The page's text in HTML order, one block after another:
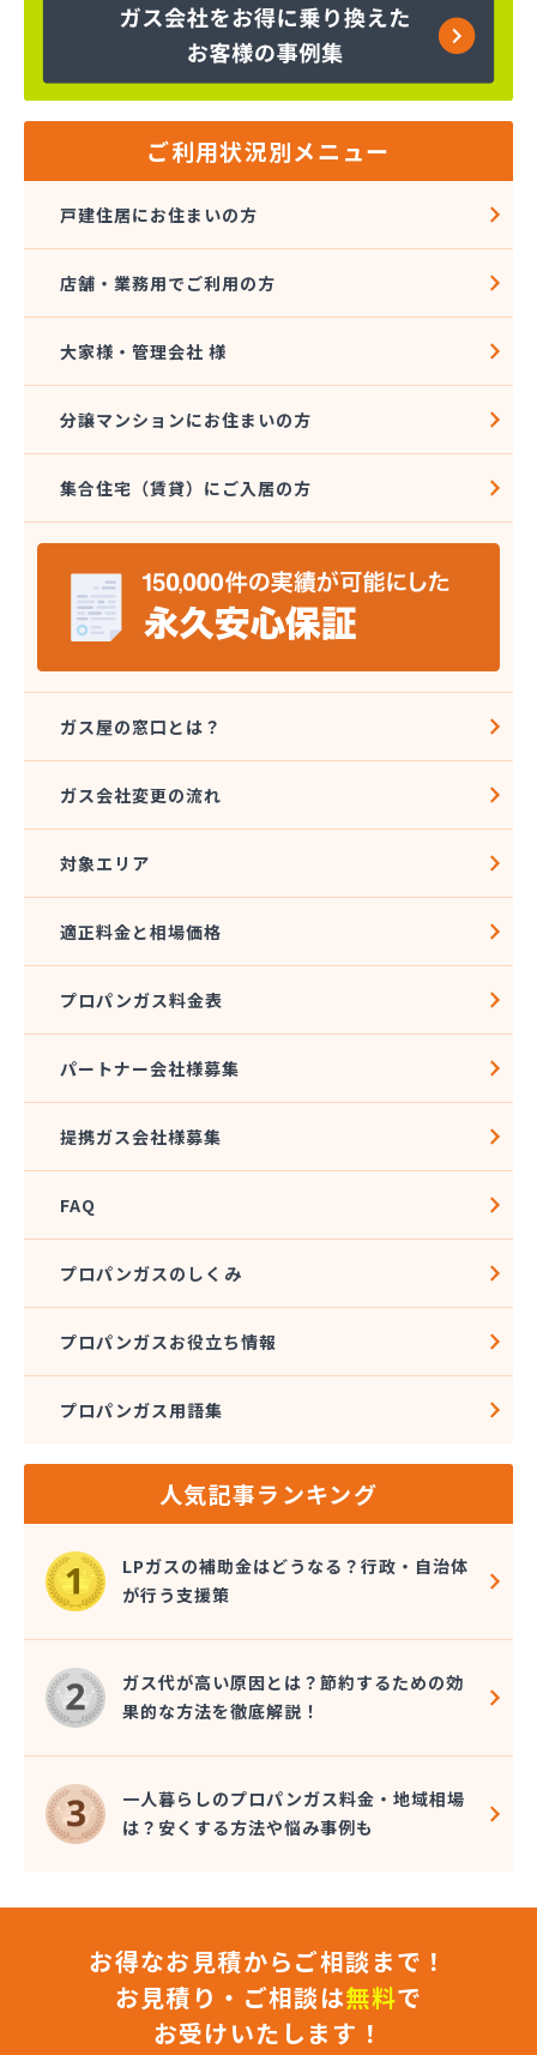
株式会社エスケーエナジー仙台
株式会社エネサンス 東北花京院オートガススタン
ド
株式会社エネサンス 東北仙台支店
株式会社エネサンス 東北南仙台支店
株式会社オオタガス設備
株式会社カシコ
株式会社ガス＆ライフ
株式会社ガスパル 仙台東販売所
株式会社コープエナジー東北
株式会社トキワ 東北支店 ガスグループ南店
株式会社ヌマタ
株式会社バーシティハウス
株式会社ホラグチ
株式会社ミツウロコヴェッセル 東北石巻店
株式会社ミツウロコヴェッセル 東北仙台店
株式会社ヤマボシ渡辺商店
株式会社やまもとや商店
株式会社永沼
株式会社塩釜商会
株式会社岡部商店
株式会社岩城屋商店 ガスセンター
株式会社菊地安兵衛商店
株式会社光商会宮城
株式会社光和設備
株式会社高須賀商店
株式会社三陸ガス
株式会社志たかぢや 佐沼営業所
株式会社小松商店
株式会社植野商店
株式会社針生
株式会社赤間商会
株式会社設備センター
株式会社仙塩ホームサービス
株式会社千代田仙台営業所
株式会社鶴見屋商店 仙台LPＧスタンド
株式会社鶴見屋商店 増田営業所
株式会社田沼酸素商会
株式会社那須平商店
株式会社二葉燃料
株式会社保坂
株式会社鈴喜
関山商店
丸片機水工業株式会社
岩沼ガス有限会社
岩沼プロパン(協)
岩沼市農業協同組合本所販売所
岩谷産業株式会社エネルギー 東北支社
協同石油株式会社
橋本産業株式会社 塩釜営業所
橋本産業株式会社 石巻営業所
橋本産業株式会社仙台営業所
ご利用状況別メニュー
戸建住居にお住まいの方
店舗・業務用でご利用の方
大家様・管理会社 様
分譲マンションにお住まいの方
集合住宅（賃貸）にご入居の方
ガス屋の窓口とは？
ガス会社変更の流れ
対象エリア
適正料金と相場価格
プロパンガス料金表
パートナー会社様募集
提携ガス会社様募集
FAQ
プロパンガスのしくみ
プロパンガスお役立ち情報
プロパンガス用語集
人気記事ランキング
LPガスの補助金はどうなる？行政・自治体
が行う支援策
ガス代が高い原因とは？節約するための効
果的な方法を徹底解説！
一人暮らしのプロパンガス料金・地域相場
は？安くする方法や悩み事例も
お得なお見積からご相談まで！
お見積り・ご相談は無料で
お受けいたします！